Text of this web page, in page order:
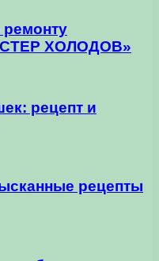
ХОЛОДОВ»
рецепт и
рецепты